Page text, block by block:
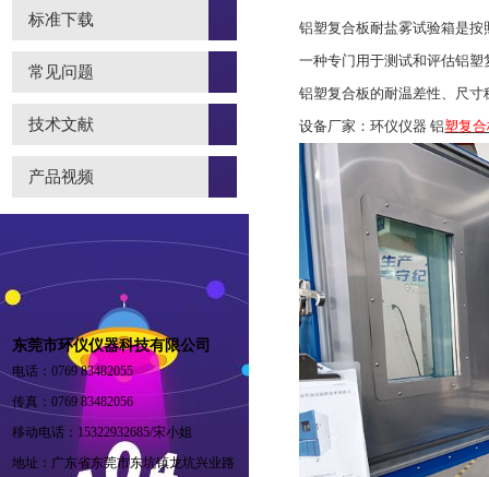
标准下载
常见问题
技术文献
产品视频
东莞市环仪仪器科技有限公司
电话：0769 83482055
传真：0769 83482056
移动电话：15322932685/宋小姐
地址：广东省东莞市东坑镇龙坑兴业路
铝塑复合板耐盐雾试验箱是
一种专门用于测试和评估铝
铝塑复合板的耐温差性、尺
设备厂家：环仪仪器 铝塑复